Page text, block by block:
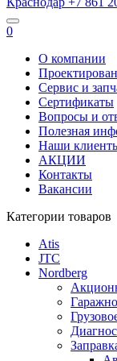
0
О компании
Сервис и
Сертификаты
Вопросы и
Полезная
Наши
АКЦИИ
Контакты
Вакансии
Категории товаров
Atis
JTC
Nordberg